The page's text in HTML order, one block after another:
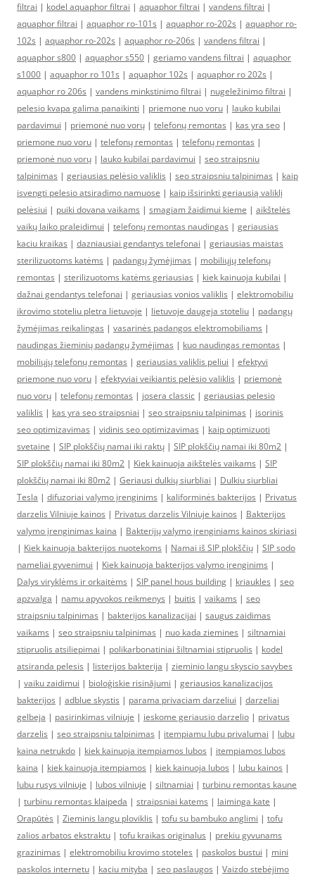
filtrai | kodel aquaphor filtrai | aquaphor filtrai | vandens filtrai |
aquaphor filtrai | aquaphor ro-101s | aquaphor ro-202s | aquaphor ro-
102s | aquaphor ro-202s | aquaphor ro-206s | vandens filtrai |
aquaphor s800 | aquaphor s550 | geriamo vandens filtrai | aquaphor
s1000 | aquaphor ro 101s | aquaphor 102s | aquaphor ro 202s |
aquaphor ro 206s | vandens minkstinimo filtrai | nugeležinimo filtrai |
pelesio kvapa galima panaikinti | priemone nuo voru | lauko kubilai
pardavimui | priemonė nuo vorų | telefonų remontas | kas yra seo |
priemone nuo voru | telefonų remontas | telefonų remontas |
priemonė nuo vorų | lauko kubilai pardavimui | seo straipsniu
talpinimas | geriausias pelėsio valiklis | seo straipsniu talpinimas | kaip
isvengti pelesio atsiradimo namuose | kaip išsirinkti geriausią valiklį
pelėsiui | puiki dovana vaikams | smagiam žaidimui kieme | aikštelės
vaikų laiko praleidimui | telefonų remontas naudingas | geriausias
kaciu kraikas | dazniausiai gendantys telefonai | geriausias maistas
sterilizuotoms katėms | padangų žymėjimas | mobiliųjų telefonų
remontas | sterilizuotoms katėms geriausias | kiek kainuoja kubilai |
dažnai gendantys telefonai | geriausias vonios valiklis | elektromobiliu
ikrovimo stoteliu pletra lietuvoje | lietuvoje daugeja stoteliu | padangų
žymėjimas reikalingas | vasarinės padangos elektromobiliams |
naudingas žieminių padangų žymėjimas | kuo naudingas remontas |
mobiliųjų telefonų remontas | geriausias valiklis peliui | efektyvi
priemone nuo voru | efektyviai veikiantis pelėsio valiklis | priemonė
nuo vorų | telefonų remontas | josera classic | geriausias pelesio
valiklis | kas yra seo straipsniai | seo straipsniu talpinimas | isorinis
seo optimizavimas | vidinis seo optimizavimas | kaip optimizuoti
svetaine | SIP plokščių namai iki raktų | SIP plokščių namai iki 80m2 |
SIP plokščių namai iki 80m2 | Kiek kainuoja aikštelės vaikams | SIP
plokščių namai iki 80m2 | Geriausi dulkių siurbliai | Dulkiu siurbliai
Tesla | difuzoriai valymo įrenginims | kaliforminės bakterijos | Privatus
darzelis Vilniuje kainos | Privatus darzelis Vilniuje kainos | Bakterijos
valymo įrenginimas kaina | Bakterijų valymo įrenginiams kainos skiriasi
| Kiek kainuoja bakterijos nuotekoms | Namai iš SIP plokščių | SIP sodo
nameliai gyvenimui | Kiek kainuoja bakterijos valymo įrenginims |
Dalys viryklėms ir orkaitėms | SIP panel hous building | kriaukles | seo
apzvalga | namu apyvokos reikmenys | buitis | vaikams | seo
straipsniu talpinimas | bakterijos kanalizacijai | saugus zaidimas
vaikams | seo straipsniu talpinimas | nuo kada ziemines | siltnamiai
stipruolis atsiliepimai | polikarbonatiniai šiltnamiai stipruolis | kodel
atsiranda pelesis | listerijos bakterija | zieminio langu skyscio savybes
| vaiku zaidimui | bioloģiskie risinājumi | geriausios kanalizacijos
bakterijos | adblue skystis | parama privaciam darzeliui | darzeliai
gelbeja | pasirinkimas vilniuje | ieskome geriausio darzelio | privatus
darzelis | seo straipsniu talpinimas | itempiamu lubu privalumai | lubu
kaina netrukdo | kiek kainuoja itempiamos lubos | itempiamos lubos
kaina | kiek kainuoja itempiamos | kiek kainuoja lubos | lubu kainos |
lubu rusys vilniuje | lubos vilniuje | siltnamiai | turbinu remontas kaune
| turbinu remontas klaipeda | straipsniai katems | laiminga kate |
Orapūtės | Zieminis langu ploviklis | tofu su bambuko anglimi | tofu
zalios arbatos ekstraktu | tofu kraikas originalus | prekiu gyvunams
grazinimas | elektromobiliu krovimo stoteles | paskolos bustui | mini
paskolos internetu | kaciu mityba | seo paslaugos | Vaizdo stebėjimo